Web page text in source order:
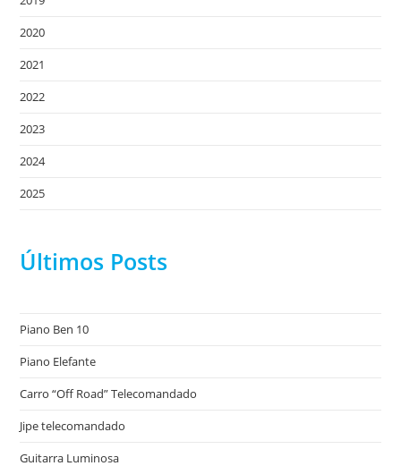
2020
2021
2022
2023
2024
2025
Últimos Posts
Piano Ben 10
Piano Elefante
Carro “Off Road” Telecomandado
Jipe telecomandado
Guitarra Luminosa